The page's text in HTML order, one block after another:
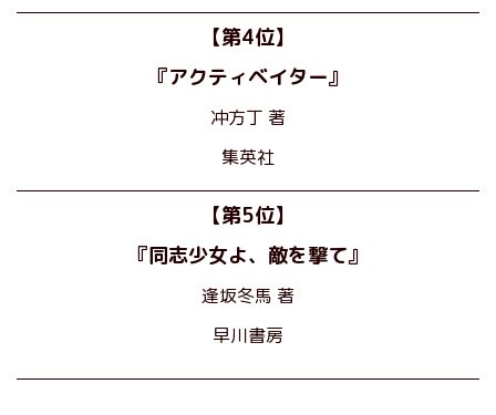
【第4位】
『アクティベイター』
冲方丁 著
集英社
【第5位】
『同志少女よ、敵を撃て』
逢坂冬馬 著
早川書房